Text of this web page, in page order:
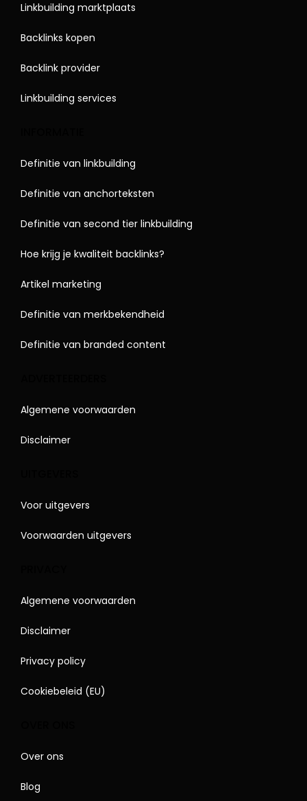
Linkbuilding marktplaats
Backlinks kopen
Backlink provider
Linkbuilding services
Definitie van linkbuilding
Definitie van anchorteksten
Definitie van second tier linkbuilding
Hoe krijg je kwaliteit backlinks?
Artikel marketing
Definitie van merkbekendheid
Definitie van branded content
Algemene voorwaarden
Disclaimer
Voor uitgevers
Voorwaarden uitgevers
Algemene voorwaarden
Disclaimer
Privacy policy
Cookiebeleid (EU)
Over ons
Blog